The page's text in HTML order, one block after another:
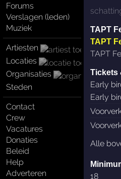
Forums
Verslagen (leden)
Muziek
Artiesten
Locaties
Organisaties
Steden
Contact
Crew
Vacatures
Donaties
Beleid
Help
Adverteren
TAPT
TAPT
TAPT
Tickets
Early
Early
Alle
18